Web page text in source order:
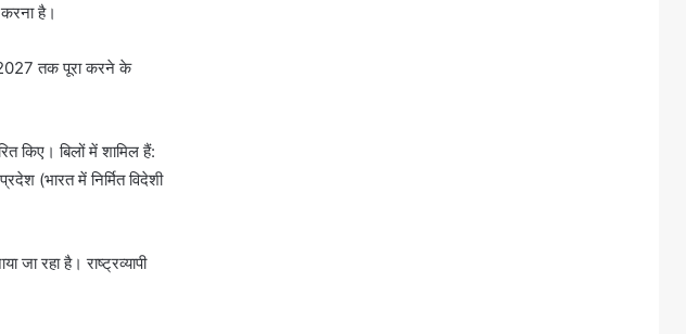
है।
2027 तक पूरा करने के
किए। बिलों में शामिल हैं:
(भारत में निर्मित विदेशी
जा रहा है। राष्ट्रव्यापी